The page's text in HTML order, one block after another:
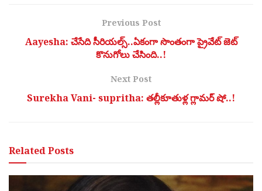
Previous Post
Aayesha: చేసేది సీరియల్స్..ఏకంగా సొంతంగా ప్రైవేట్ జెట్
కొనుగోలు చేసింది..!
Next Post
Surekha Vani- supritha: తల్లీకూతుళ్ల గ్లామర్ షో..!
RelatedPosts